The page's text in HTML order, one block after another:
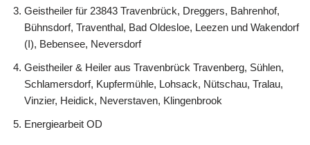
Geistheiler für 23843 Travenbrück, Dreggers, Bahrenhof,
Bühnsdorf, Traventhal, Bad Oldesloe, Leezen und Wakendorf
(I), Bebensee, Neversdorf
Geistheiler & Heiler aus Travenbrück Travenberg, Sühlen,
Schlamersdorf, Kupfermühle, Lohsack, Nütschau, Tralau,
Vinzier, Heidick, Neverstaven, Klingenbrook
Energiearbeit OD